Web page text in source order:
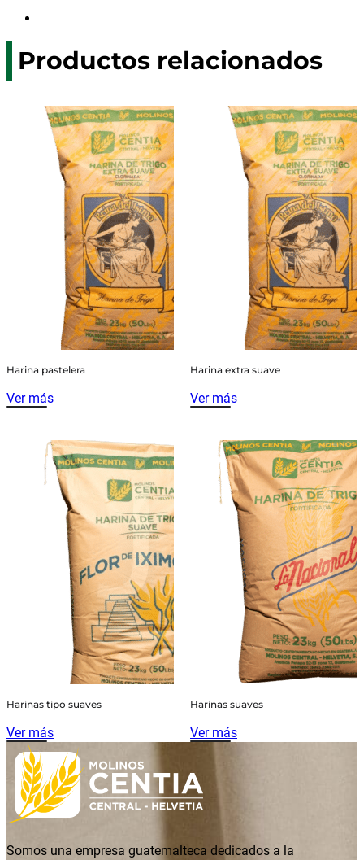
Productos relacionados
Harina pastelera
Ver más
Harina extra suave
Ver más
Harinas tipo suaves
Ver más
Harinas suaves
Ver más
Somos una empresa guatemalteca dedicados a la